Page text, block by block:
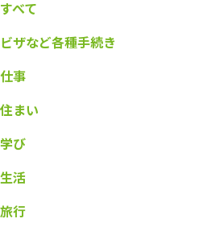
すべて
ビザなど各種手続き
仕事
住まい
学び
生活
旅行